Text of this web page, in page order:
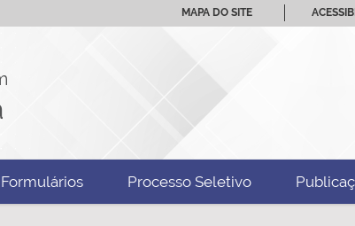
MAPA DO SITE
Formulários Processo Seletivo